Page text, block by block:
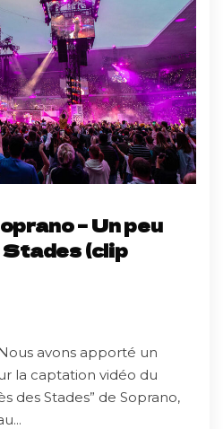
– Un peu
(clip
avons apporté un
la captation vidéo du
des Stades” de Soprano,